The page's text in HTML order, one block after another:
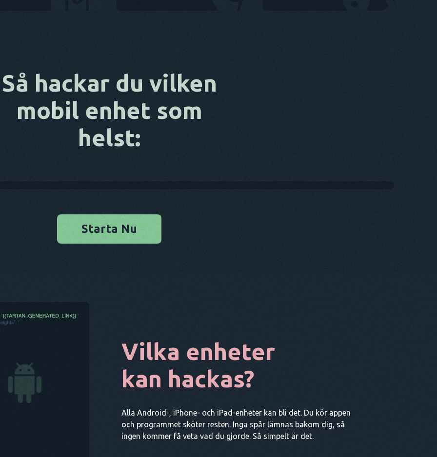
Så hackar du vilken
mobil enhet som
helst:
Starta Nu
Vilka enheter
kan hackas?
Alla Android-, iPhone- och iPad-enheter kan bli det. Du kör appen
och programmet sköter resten. Inga spår lämnas bakom dig, så
ingen kommer få veta vad du gjorde. Så simpelt är det.